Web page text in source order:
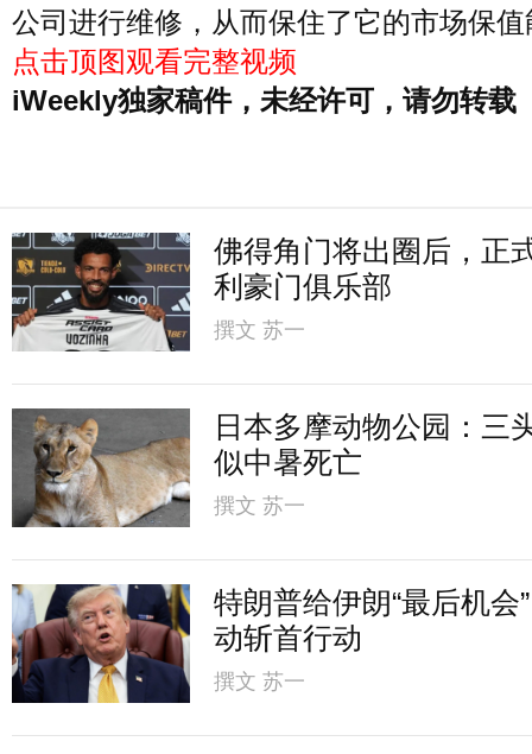
公司进行维修，从而保住了它的市场保
点击顶图观看完整视频
iWeekly独家稿件，未经许可，请勿转载
佛得角门将出圈后，正
利豪门俱乐部
撰文 苏一
日本多摩动物公园：三
似中暑死亡
撰文 苏一
特朗普给伊朗“最后机会
动斩首行动
撰文 苏一